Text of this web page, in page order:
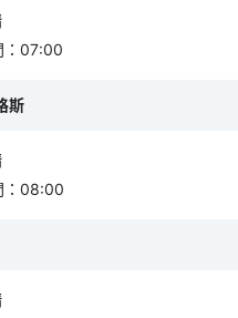
： 07:00
斯
： 08:00